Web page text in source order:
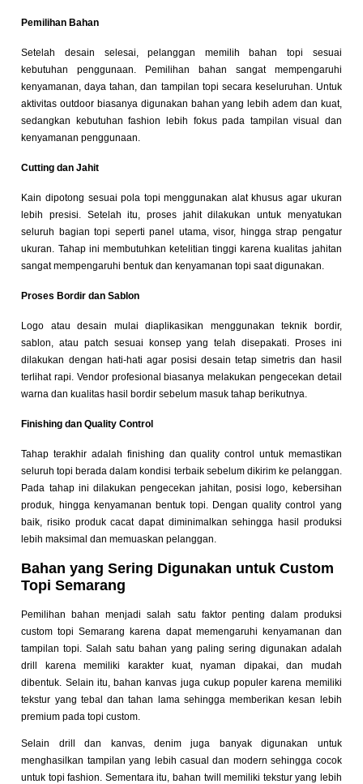
Pemilihan Bahan
Setelah desain selesai, pelanggan memilih bahan topi sesuai
kebutuhan penggunaan. Pemilihan bahan sangat mempengaruhi
kenyamanan, daya tahan, dan tampilan topi secara keseluruhan. Untuk
aktivitas outdoor biasanya digunakan bahan yang lebih adem dan kuat,
sedangkan kebutuhan fashion lebih fokus pada tampilan visual dan
kenyamanan penggunaan.
Cutting dan Jahit
Kain dipotong sesuai pola topi menggunakan alat khusus agar ukuran
lebih presisi. Setelah itu, proses jahit dilakukan untuk menyatukan
seluruh bagian topi seperti panel utama, visor, hingga strap pengatur
ukuran. Tahap ini membutuhkan ketelitian tinggi karena kualitas jahitan
sangat mempengaruhi bentuk dan kenyamanan topi saat digunakan.
Proses Bordir dan Sablon
Logo atau desain mulai diaplikasikan menggunakan teknik bordir,
sablon, atau patch sesuai konsep yang telah disepakati. Proses ini
dilakukan dengan hati-hati agar posisi desain tetap simetris dan hasil
terlihat rapi. Vendor profesional biasanya melakukan pengecekan detail
warna dan kualitas hasil bordir sebelum masuk tahap berikutnya.
Finishing dan Quality Control
Tahap terakhir adalah finishing dan quality control untuk memastikan
seluruh topi berada dalam kondisi terbaik sebelum dikirim ke pelanggan.
Pada tahap ini dilakukan pengecekan jahitan, posisi logo, kebersihan
produk, hingga kenyamanan bentuk topi. Dengan quality control yang
baik, risiko produk cacat dapat diminimalkan sehingga hasil produksi
lebih maksimal dan memuaskan pelanggan.
Bahan yang Sering Digunakan untuk Custom
Topi Semarang
Pemilihan bahan menjadi salah satu faktor penting dalam produksi
custom topi Semarang karena dapat memengaruhi kenyamanan dan
tampilan topi. Salah satu bahan yang paling sering digunakan adalah
drill karena memiliki karakter kuat, nyaman dipakai, dan mudah
dibentuk. Selain itu, bahan kanvas juga cukup populer karena memiliki
tekstur yang tebal dan tahan lama sehingga memberikan kesan lebih
premium pada topi custom.
Selain drill dan kanvas, denim juga banyak digunakan untuk
menghasilkan tampilan yang lebih casual dan modern sehingga cocok
untuk topi fashion. Sementara itu, bahan twill memiliki tekstur yang lebih